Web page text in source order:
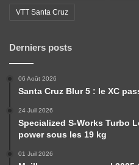
VTT Santa Cruz
Derniers posts
06 Août 2026
Santa Cruz Blur 5 : le XC
24 Juil 2026
Specialized S-Works Turbo
power sous les 19 kg
01 Juil 2026